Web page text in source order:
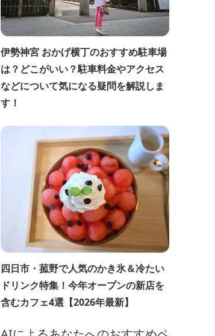
伊勢神宮 おかげ横丁のおすすめ駐車場
は？どこがいい？駐車料金やアクセス
などについて気になる疑問を解説しま
す！
四日市・菰野で人気のかき氷＆冷たい
ドリンク特集！今年オープンの新店を
含むカフェ4選【2026年最新】